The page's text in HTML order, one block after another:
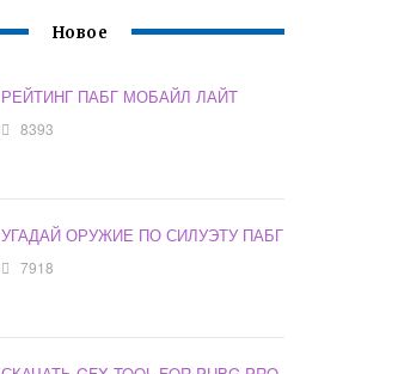
Новое
РЕЙТИНГ ПАБГ МОБАЙЛ ЛАЙТ
8393
УГАДАЙ ОРУЖИЕ ПО СИЛУЭТУ ПАБГ
7918